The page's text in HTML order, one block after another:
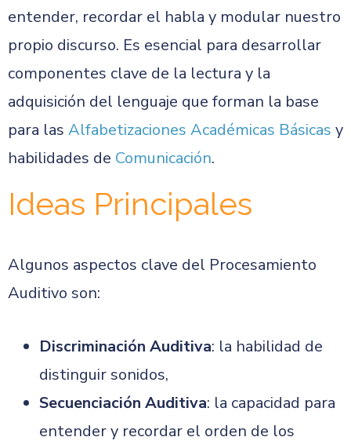
entender, recordar el habla y modular nuestro
propio discurso. Es esencial para desarrollar
componentes clave de la lectura y la
adquisición del lenguaje que forman la base
para las Alfabetizaciones Académicas Básicas y
habilidades de Comunicación.
Ideas Principales
Algunos aspectos clave del Procesamiento
Auditivo son:
Discriminación Auditiva: la habilidad de
distinguir sonidos,
Secuenciación Auditiva: la capacidad para
entender y recordar el orden de los